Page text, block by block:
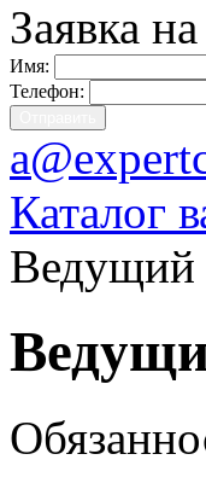
Заявка
Имя:
Телефон:
Каталог
Ведущий